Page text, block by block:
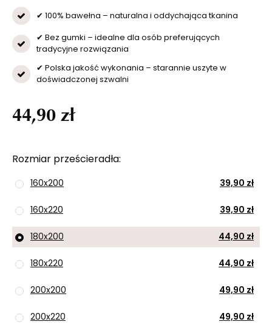
✔ 100% bawełna – naturalna i oddychająca tkanina
✔ Bez gumki – idealne dla osób preferujących
tradycyjne rozwiązania
✔ Polska jakość wykonania – starannie uszyte w
doświadczonej szwalni
Rozmiar prześcieradła
160x200 39,90 zł
160x220 39,90 zł
180x200 44,90 zł
180x220 44,90 zł
200x200 49,90 zł
200x220 49,90 zł
44,90 zł